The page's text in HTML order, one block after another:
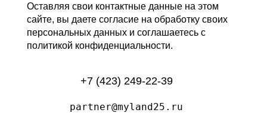
Оставляя свои контактные данные на этом
сайте, вы даете согласие на обработку своих
персональных данных и соглашаетесь с
политикой конфиденциальности.
+7 (423) 249-22-39
partner@myland25.ru